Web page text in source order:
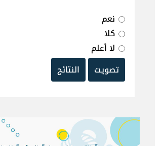
نعم
كلا
لا أعلم
تصويت
النتائج